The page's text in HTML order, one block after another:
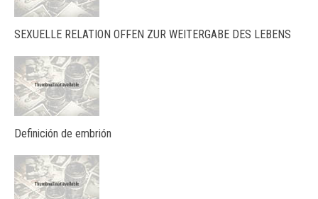
SEXUELLE RELATION OFFEN ZUR WEITERGABE DES LEBENS
Definición de embrión